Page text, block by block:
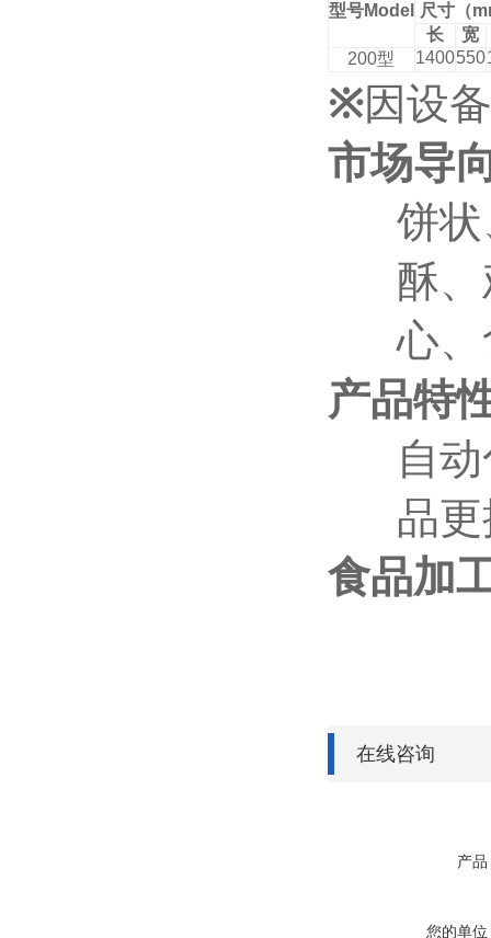
型号Model 尺寸（
长
宽
200型 1400550
※因设
市场导
饼
酥
心
产品特
自
品
食品加
在线咨询
产品
您的单位